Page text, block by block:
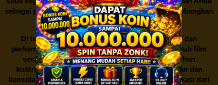
sebagai pengguna juga perlu bijak dalam mempertimbangkan
akibat dari tindakan tersebut.
Di tengah dinamika persaingan industri hiburan dan
perkembangan teknologi, menonton dan mengunduh film
secara gratis diRebahan21menjadi sebuah pilihan
kontroversial. Meskipun menawarkan kenyamanan dan
kemudahan akses, kita juga harus memahami implikasi dari